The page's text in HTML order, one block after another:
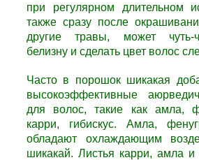
при регулярном длительном
также сразу после
другие травы, может чуть-
белизну и сделать цвет волос
Часто в порошок шикакая
высокоэффективные
для волос, такие как амла,
карри, гибискус. Амла,
обладают охлаждающим
шикакай. Листья карри, амла